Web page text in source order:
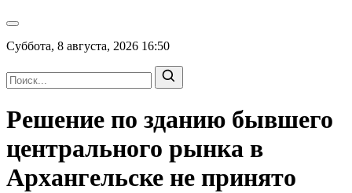
Суббота, 8 августа, 2026 16:50
Решение по зданию бывшего
центрального рынка в
Архангельске не принято